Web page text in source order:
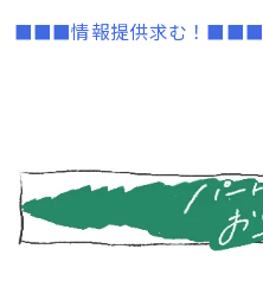
■■■情報提供求む！■■■